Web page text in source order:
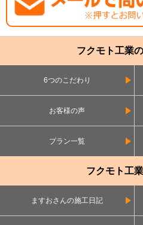
フクモト工業
6つのこだわり
お客様の声
プラン一覧
フクモト工
ますおさんの施工日記